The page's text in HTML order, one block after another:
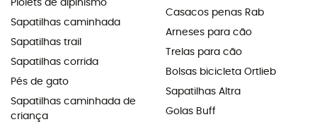
Piolets de alpinismo
Sapatilhas caminhada
Sapatilhas trail
Sapatilhas corrida
Pés de gato
Sapatilhas caminhada de
criança
Casacos penas Rab
Arneses para cão
Trelas para cão
Bolsas bicicleta Ortlieb
Sapatilhas Altra
Golas Buff